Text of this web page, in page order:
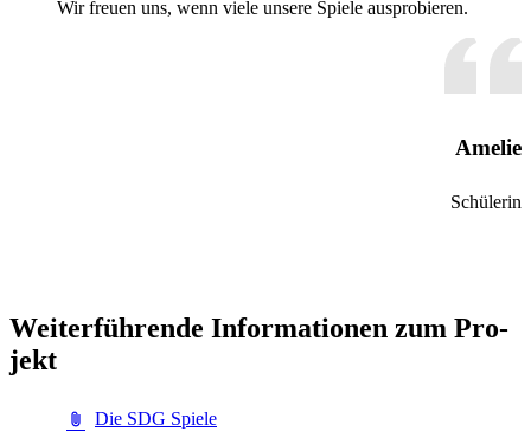
Wir freu­en uns, wenn vie­le un­se­re Spie­le aus­pro­bie­ren.
Amelie
Schülerin
Wei­ter­füh­ren­de In­for­ma­tio­nen zum Pro­
jekt
Die SDG Spiele